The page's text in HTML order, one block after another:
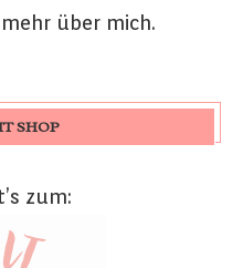
über mich.
SHOP
zum: